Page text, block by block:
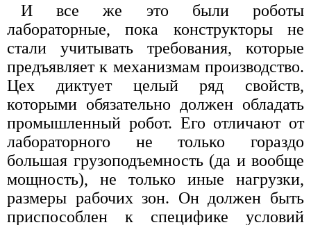
И все же это были роботы
лабораторные, пока конструкторы не
стали учитывать требования, которые
предъявляет к механизмам производство.
Цех диктует целый ряд свойств,
которыми обязательно должен обладать
промышленный робот. Его отличают от
лабораторного не только гораздо
большая грузоподъемность (да и вообще
мощность), не только иные нагрузки,
размеры рабочих зон. Он должен быть
приспособлен к специфике условий